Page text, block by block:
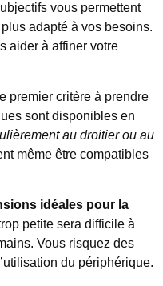
vous permettent
adapté à vos besoins.
aider à affiner votre
premier critère à prendre
sont disponibles en
au droitier ou au
même être compatibles
idéales pour la
petite sera difficile à
Vous risquez des
du périphérique.